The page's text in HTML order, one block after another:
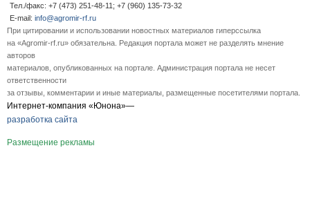
Тел./факс: +7 (473) 251-48-11; +7 (960) 135-73-32
E-mail: info@agromir-rf.ru
При цитировании и использовании новостных материалов гиперссылка
на «Agromir-rf.ru» обязательна. Редакция портала может не разделять мнение
авторов
материалов, опубликованных на портале. Администрация портала не несет
ответственности
за отзывы, комментарии и иные материалы, размещенные посетителями портала.
Интернет-компания «Юнона»—
разработка сайта
Размещение рекламы